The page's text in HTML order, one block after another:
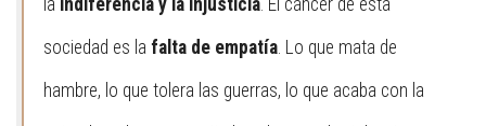
la indiferencia y la injusticia. El cáncer de esta
sociedad es la falta de empatía. Lo que mata de
hambre, lo que tolera las guerras, lo que acaba con la